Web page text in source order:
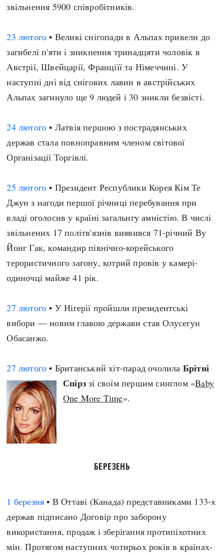
звільнення 5900 співробітників.
23 лютого • Великі снігопади в Альпах привели до
загибелі п'яти і зникнення тринадцяти чоловік в
Австрії, Швейцарії, Франціїї та Німеччині. У
наступні дні від снігових лавин в австрійських
Альпах загинуло ще 9 людей і 30 зникли безвісті.
24 лютого • Латвія першою з пострадянських
держав стала повноправним членом світової
Організації Торгівлі.
25 лютого • Президент Республики Корея Кім Те
Джун з нагоди першої річниці перебування при
владі оголосив у країні загальнгу амністію. В числі
звільнених 17 політв'язнів виявився 71-річний Ву
Йонг Гак, командир північно-корейського
терористичного загону, котрий провів у камері-
одиночці майже 41 рік.
27 лютого • У Нігерії пройшли президентські
вибори — новим главою держави став Олусегун
Обасанжо.
27 лютого • Британський хіт-парад очолила Брітні
Спірз зі своїм першим синглом «Baby
One More Time».
БЕРЕЗЕНЬ
1 березня • В Оттаві (Канада) представниками 133-х
держав підписано Договір про заборону
використання, продаж і зберігання протипіхотних
мін. Протягом наступних чотирьох років в країнах-